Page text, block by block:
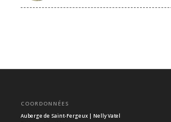
COORDONNÉES
Auberge de Saint-Fergeux | Nelly Vatel